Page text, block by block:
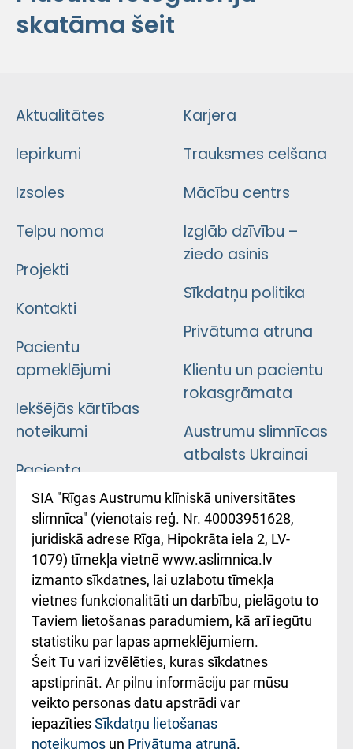
skatāma šeit
Aktualitātes
Iepirkumi
Izsoles
Telpu noma
Projekti
Kontakti
Pacientu
apmeklējumi
Iekšējās kārtības
noteikumi
Pacienta
atsauksmju/sūdzību
iesniegšanas
kārtība
Kā pie mums nokļūt
Rēķinu apmaksas
ceļvedis
Rekvizīti un
ārstniecības
iestādes kods
Karjera
Trauksmes celšana
Mācību centrs
Izglāb dzīvību –
ziedo asinis
Sīkdatņu politika
Privātuma atruna
Klientu un pacientu
rokasgrāmata
Austrumu slimnīcas
atbalsts Ukrainai
Підтримка Східної
лікарні та співпраця з
Україною
SIA "Rīgas Austrumu klīniskā universitātes
slimnīca" (vienotais reģ. Nr. 40003951628,
juridiskā adrese Rīga, Hipokrāta iela 2, LV-
1079) tīmekļa vietnē www.aslimnica.lv
izmanto sīkdatnes, lai uzlabotu tīmekļa
vietnes funkcionalitāti un darbību, pielāgotu to
Taviem lietošanas paradumiem, kā arī iegūtu
statistiku par lapas apmeklējumiem.
Šeit Tu vari izvēlēties, kuras sīkdatnes
apstiprināt. Ar pilnu informāciju par mūsu
veikto personas datu apstrādi var
iepazītiesSīkdatņu lietošanas
noteikumos un Privātuma atrunā.